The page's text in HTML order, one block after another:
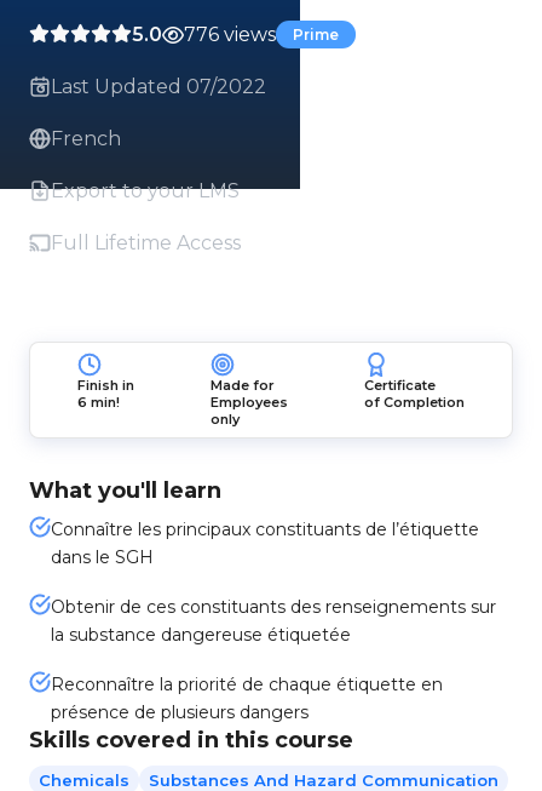
5.0 776 views Prime
Last Updated 07/2022
French
Export to your LMS
Full Lifetime Access
Finish in
6 min!
Made for
Employees
only
Certificate
of Completion
What you'll learn
Connaître les principaux constituants de l’étiquette
dans le SGH
Obtenir de ces constituants des renseignements sur
la substance dangereuse étiquetée
Reconnaître la priorité de chaque étiquette en
présence de plusieurs dangers
Skills covered in this course
Chemicals
Substances And Hazard Communication